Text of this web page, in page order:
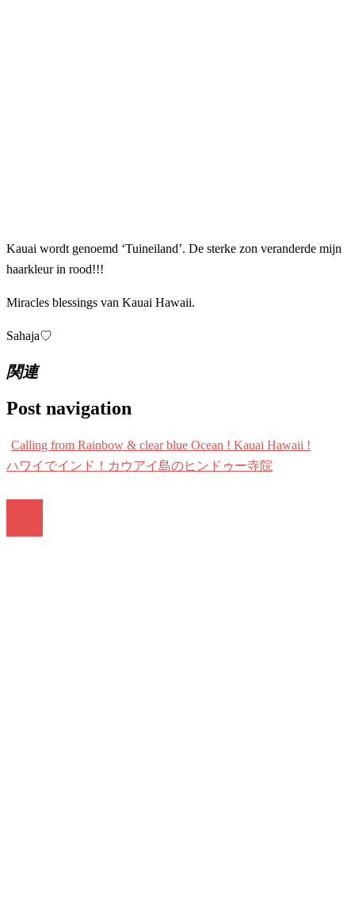
Kauai wordt genoemd ‘Tuineiland’. De sterke zon veranderde mijn
haarkleur in rood!!!
Miracles blessings van Kauai Hawaii.
Sahaja♡
関連
Post navigation
Calling from Rainbow & clear blue Ocean ! Kauai Hawaii !
ハワイでインド！カウアイ島のヒンドゥー寺院